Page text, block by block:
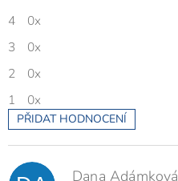
4
0x
3
0x
2
0x
1
0x
PŘIDAT HODNOCENÍ
V
ý
p Dana Adámková